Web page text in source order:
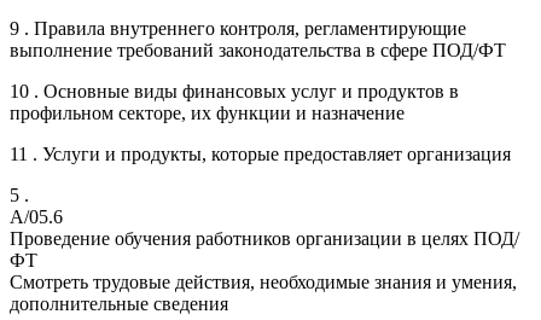
9 . Правила внутреннего контроля, регламентирующие
выполнение требований законодательства в сфере ПОД/ФТ
10 . Основные виды финансовых услуг и продуктов в
профильном секторе, их функции и назначение
11 . Услуги и продукты, которые предоставляет организация
5 .
A/05.6
Проведение обучения работников организации в целях ПОД/
ФТ
Смотреть трудовые действия, необходимые знания и умения,
дополнительные сведения